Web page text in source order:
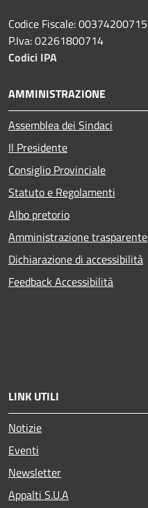
Codice Fiscale: 00374200715
P.Iva: 02261800714
Codici IPA
AMMINISTRAZIONE
Assemblea dei Sindaci
Il Presidente
Consiglio Provinciale
Statuto e Regolamenti
Albo pretorio
Amministrazione trasparente
Dichiarazione di accessibilità
Feedback Accessibilità
LINK UTILI
Notizie
Eventi
Newsletter
Appalti S.U.A